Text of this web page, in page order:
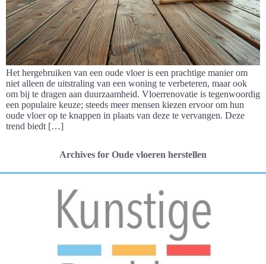
Het hergebruiken van een oude vloer is een prachtige manier om
niet alleen de uitstraling van een woning te verbeteren, maar ook
om bij te dragen aan duurzaamheid. Vloerrenovatie is tegenwoordig
een populaire keuze; steeds meer mensen kiezen ervoor om hun
oude vloer op te knappen in plaats van deze te vervangen. Deze
trend biedt […]
Archives for Oude vloeren herstellen